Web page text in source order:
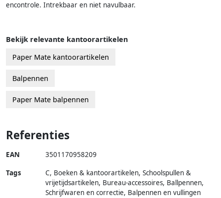
encontrole. Intrekbaar en niet navulbaar.
Bekijk relevante kantoorartikelen
Paper Mate kantoorartikelen
Balpennen
Paper Mate balpennen
Referenties
EAN 3501170958209
Tags
C, Boeken & kantoorartikelen, Schoolspullen &
vrijetijdsartikelen, Bureau-accessoires, Ballpennen,
Schrijfwaren en correctie, Balpennen en vullingen